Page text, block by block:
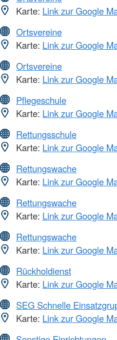
Karte: Link zur Google
Ortsvereine
Karte: Link zur Google
Ortsvereine
Karte: Link zur Google
Pflegeschule
Karte: Link zur Google
Rettungsschule
Karte: Link zur Google
Rettungswache
Karte: Link zur Google
Rettungswache
Karte: Link zur Google
Rettungswache
Karte: Link zur Google
Rückholdienst
Karte: Link zur Google
SEG Schnelle
Karte: Link zur Google